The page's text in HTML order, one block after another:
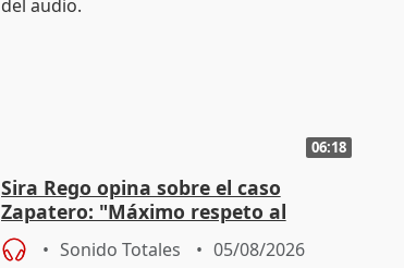
06:18
Sira Rego opina sobre el caso
Zapatero: "Máximo respeto al
proceso judicial"
Sonido Totales 05/08/2026